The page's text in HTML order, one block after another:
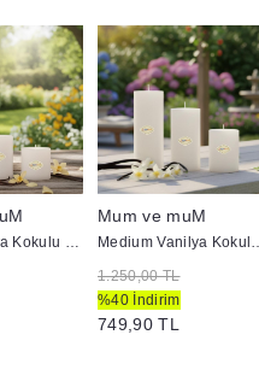
koymayın.
Small Vanilya Kokulu Set Mum Çap 7 cm Beyaz
Mum ve muM
Medium Vanilya
1.250,00 TL
%40 İndirim
749,90 TL